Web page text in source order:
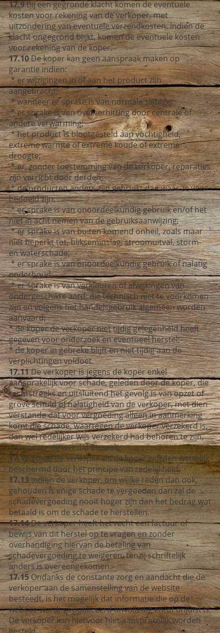
17.9Bij een gegronde klacht komen de eventuele
kosten voor rekening van de verkoper, met
uitzondering van eventuele verzendkosten. Indien de
klacht ongegrond blijkt, komen de eventuele kosten
voor rekening van de koper.
17.10De koper kan geen aanspraak maken op
garantie indien:
* er wijzigingen in of aan het product zijn
aangebracht;
* wanneer er sprake is van normale slijtage;
* er sprake is van oververhitting door centrale of
andere verwarming;
* het product is blootgesteld aan vochtigheid,
extreme warmte of extreme koude of extreme
droogte;
* er, zonder toestemming van de verkoper, reparaties
zijn verricht door derden;
* de producten anders zijn gebruikt dan waar ze voor
bedoeld zijn;
* er sprake is van onoordeelkundig gebruik en/of het
niet in acht nemen van de gebruiksaanwijzing;
* er sprake is van buiten komend onheil, zoals maar
niet beperkt tot, blikseminslag, stroomuitval, storm-
en waterschade;
* er sprake is van onoordeelkundig gebruik of nalatig
onderhoud;
* er sprake is van verkleuren of afwijkingen van
ondergeschikte aard, die technisch niet te voorkomen
zijn en volgens het handelsgebruik algemeen worden
aanvaard;
* de koper de verkoper niet tijdig gelegenheid heeft
gegeven voor onderzoek en eventueel herstel;
* de koper in gebreke blijft en niet tijdig aan de
verplichtingen voldoet.
17.11De verkoper is jegens de koper enkel
aansprakelijk voor schade, geleden door de koper, die
rechtstreeks en uitsluitend het gevolg is van opzet of
grove schuld of nalatigheid van de verkoper, met dien
verstande dat voor vergoeding alleen in aanmerking
komt die schade, waartegen de verkoper verzekerd is,
dan wel redelijker wijs verzekerd had behoren te zijn,
voor zover de wet dat bepaalt.
17.12Zowel de verkoper als de koper worden wettelijk
beschermd door het principe van redelijkheid.
17.13Indien de verkoper, om welke reden dan ook,
gehouden is enige schade te vergoeden dan zal de
schadevergoeding nooit hoger zijn dan het bedrag wat
betaald is om de schade te herstellen.
17.14De verkoper heeft het recht een factuur of
bewijs van dit herstel op te vragen en zonder
overhandiging hiervan de betaling van
schadevergoeding te weigeren, tenzij schriftelijk
anders is overeengekomen.
17.15Ondanks de constante zorg en aandacht die de
verkoper aan de samenstelling van de website
besteedt, is het mogelijk dat informatie die op de
website wordt gepubliceerd onvolledig en/of onjuist is.
De verkoper kan hiervoor niet aansprakelijk worden
gesteld.